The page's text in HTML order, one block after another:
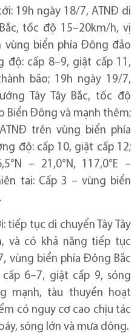
19h ngày 18/7, ATNĐ di
tốc độ 15–20km/h, vị
vùng biển phía Đông đảo
độ: cấp 8–9, giật cấp 11,
bão; 19h ngày 19/7,
Tây Tây Bắc, tốc độ
Biển Đông và mạnh thêm;
trên vùng biển phía
độ: cấp 10, giật cấp 12;
– 21,0°N, 117,0°E –
tai: Cấp 3 – vùng biển
tiếp tục di chuyển Tây Tây
và có khả năng tiếp tục
vùng biển phía Đông Bắc
6–7, giật cấp 9, sóng
mạnh, tàu thuyền hoạt
có nguy cơ cao chịu tác
sóng lớn và mưa dông.